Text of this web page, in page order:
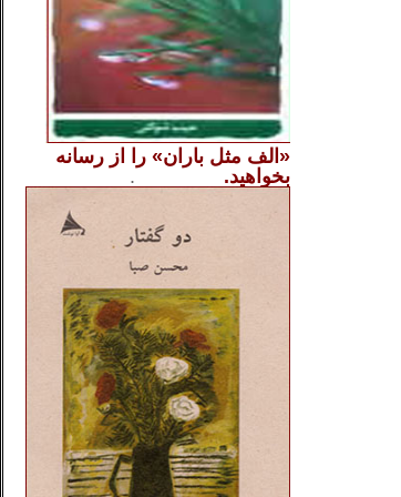
«الف مثل باران» را از رسانه
بخواهید.
.